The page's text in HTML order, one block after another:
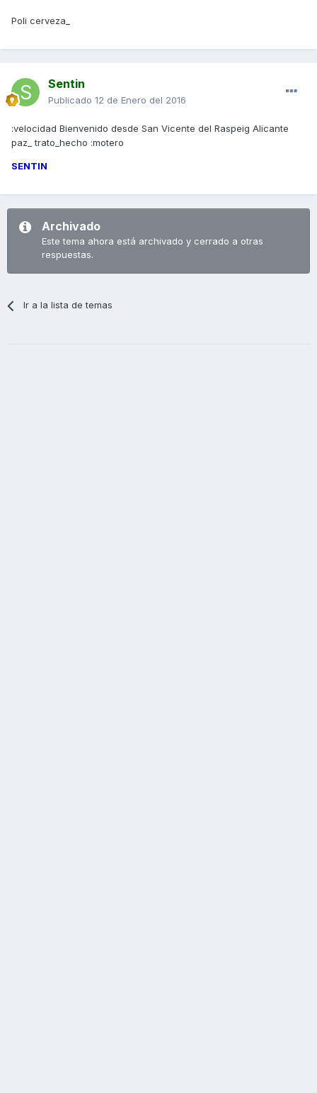
Poli cerveza_
Sentin
Publicado 12 de Enero del 2016
:velocidad Bienvenido desde San Vicente del Raspeig Alicante
paz_ trato_hecho :motero
SENTIN
Archivado
Este tema ahora está archivado y cerrado a otras
respuestas.
Ir a la lista de temas